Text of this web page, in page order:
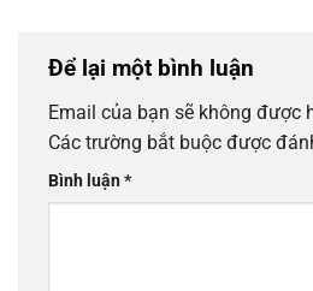
Để lại một bình luận
Email của bạn sẽ không được
Các trường bắt buộc được
Bình luận*